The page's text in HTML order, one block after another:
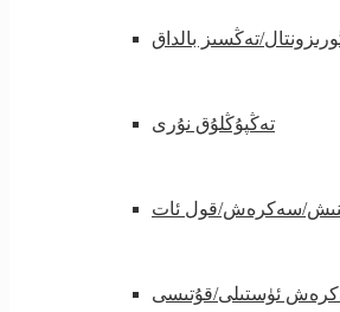
تەڭسىز بالداق
تەڭپۇڭلۇق نۇرى
سەكرەش/قول ئات
ئۈستىلى/قۇتىسى